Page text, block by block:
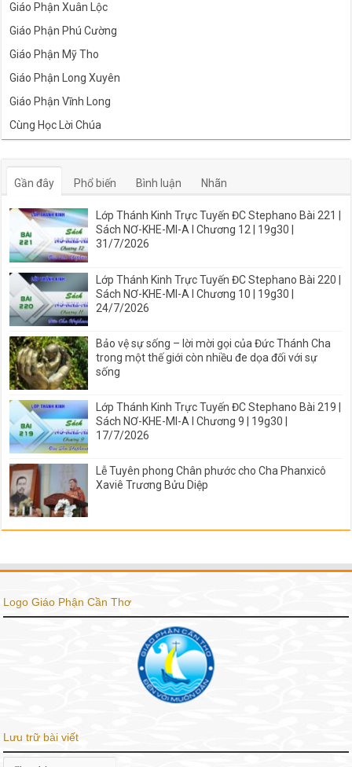
Giáo Phận Xuân Lộc
Giáo Phận Phú Cường
Giáo Phận Mỹ Tho
Giáo Phận Long Xuyên
Giáo Phận Vĩnh Long
Cùng Học Lời Chúa
Gần đây Phổ biến Bình luận Nhãn
Lớp Thánh Kinh Trực Tuyến ĐC Stephano Bài 221 |
Sách NƠ-KHE-MI-A I Chương 12 | 19g30 |
31/7/2026
Lớp Thánh Kinh Trực Tuyến ĐC Stephano Bài 220 |
Sách NƠ-KHE-MI-A I Chương 10 | 19g30 |
24/7/2026
Bảo vệ sự sống – lời mời gọi của Đức Thánh Cha
trong một thế giới còn nhiều đe dọa đối với sự
sống
Lớp Thánh Kinh Trực Tuyến ĐC Stephano Bài 219 |
Sách NƠ-KHE-MI-A I Chương 9 | 19g30 |
17/7/2026
Lễ Tuyên phong Chân phước cho Cha Phanxicô
Xaviê Trương Bửu Diệp
Logo Giáo Phận Cần Thơ
Lưu trữ bài viết
Lưu